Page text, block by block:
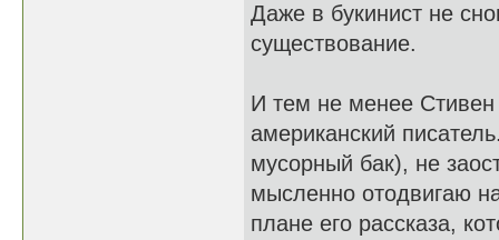
Даже в букинист не
существование.
И тем не менее Стивен
американский
мусорный бак), не
мысленно отодвигаю
плане его рассказа,